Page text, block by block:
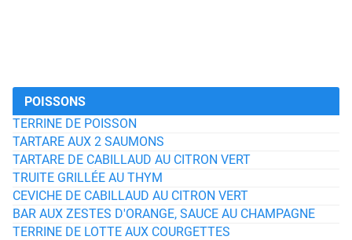
POISSONS
TERRINE DE POISSON
TARTARE AUX 2 SAUMONS
TARTARE DE CABILLAUD AU CITRON VERT
TRUITE GRILLÉE AU THYM
CEVICHE DE CABILLAUD AU CITRON VERT
BAR AUX ZESTES D'ORANGE, SAUCE AU CHAMPAGNE
TERRINE DE LOTTE AUX COURGETTES